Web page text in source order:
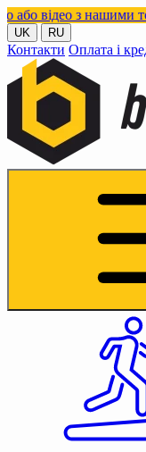
з нашими товарами в
UK RU
Контакти Оплата і